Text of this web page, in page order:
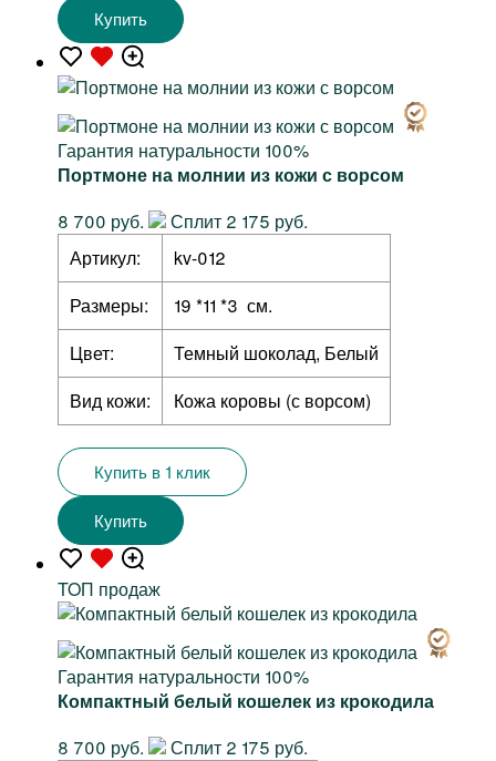
Купить
Гарантия натуральности 100%
Портмоне на молнии из кожи с ворсом
8 700 руб.
Сплит 2 175 руб.
Артикул:
kv-012
Размеры:
19 *11 *3 см.
Цвет:
Темный шоколад, Белый
Вид кожи:
Кожа коровы (с ворсом)
Купить в 1 клик
Купить
TOП продаж
Гарантия натуральности 100%
Компактный белый кошелек из крокодила
8 700 руб.
Сплит 2 175 руб.